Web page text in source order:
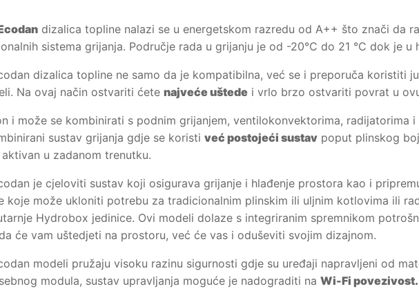
dizalica topline nalazi se u energetskom razredu od A++ što znači da
sistema grijanja. Područje rada u grijanju je od -20°C do 21 °C dok je u
dizalica topline ne samo da je kompatibilna, već se i preporuča koristiti
Na ovaj način ostvariti ćete najveće uštede i vrlo brzo ostvariti povrat u
i može se kombinirati s podnim grijanjem, ventilokonvektorima, radijatorima
sustav grijanja gdje se koristi već postojeći sustav poput plinskog
u zadanom trenutku.
je cjeloviti sustav koji osigurava grijanje i hlađenje prostora kao i
koje može ukloniti potrebu za tradicionalnim plinskim ili uljnim kotlovima ili
Hydrobox jedinice. Ovi modeli dolaze s integriranim spremnikom
će vam uštedjeti na prostoru, već će vas i oduševiti svojim dizajnom.
modeli pružaju visoku razinu sigurnosti gdje su uređaji napravljeni od
modula, sustav upravljanja moguće je nadograditi na Wi-Fi povezivost.